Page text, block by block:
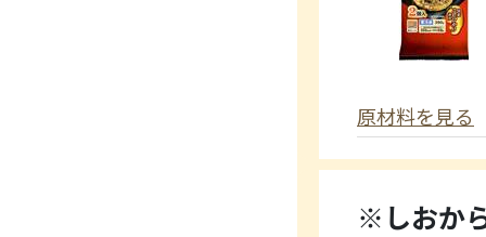
原材料を見る
※しおか